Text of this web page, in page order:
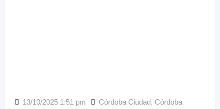
13/10/2025 1:51 pm Córdoba Ciudad, Córdoba